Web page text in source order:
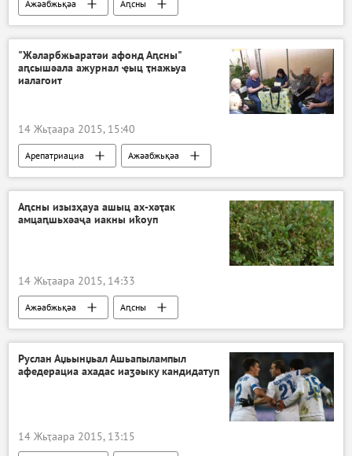
Ажәабжьқәа Аԥсны
"Жәларбжьаратәи афонд Аԥсны"
аԥсышәала ажурнал ҿыц ҭнажьуа
иалагоит
14 Жьҭаара 2015, 15:40
Арепатриациа
Ажәабжьқәа
Аԥсны
Аԥсны изызҳауа ашыц ах-хәҭак
амцаԥшьхәаҷа иакны иҟоуп
14 Жьҭаара 2015, 14:33
Ажәабжьқәа
Аԥсны
Ашыц аиқәырхара
Руслан Аџьынџьал Ашьапылампыл
афедерациа ахадас иаӡәыку кандидатуп
14 Жьҭаара 2015, 13:15